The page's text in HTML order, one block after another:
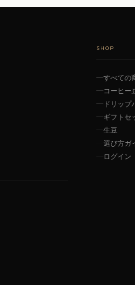
SHOP
すべての
コーヒー
ドリップ
ギフトセ
生豆
選び方ガ
ログイン